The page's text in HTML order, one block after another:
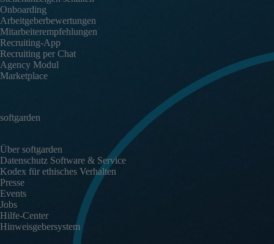
Onboarding
Arbeitgeberbewertungen
Mitarbeiterempfehlungen
Recruiting-App
Recruiting per Chat
Agency Modul
Marketplace
softgarden
Über softgarden
Datenschutz Software & Service
Kodex für ethisches Verhalten
Presse
Events
Jobs
Hilfe-Center
Hinweisgebersystem